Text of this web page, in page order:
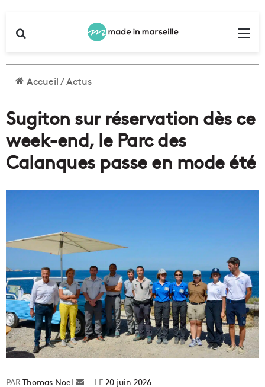
Accueil/Actus
Sugiton sur réservation dès ce
week-end, le Parc des
Calanques passe en mode été
Thomas Noël
Envoyer20 juin 2026